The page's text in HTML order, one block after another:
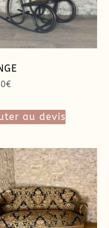
€
au devis